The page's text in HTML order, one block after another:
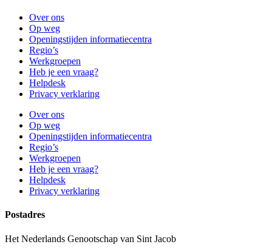
Over ons
Op weg
Openingstijden informatiecentra
Regio’s
Werkgroepen
Heb je een vraag?
Helpdesk
Privacy verklaring
Over ons
Op weg
Openingstijden informatiecentra
Regio’s
Werkgroepen
Heb je een vraag?
Helpdesk
Privacy verklaring
Postadres
Het Nederlands Genootschap van Sint Jacob